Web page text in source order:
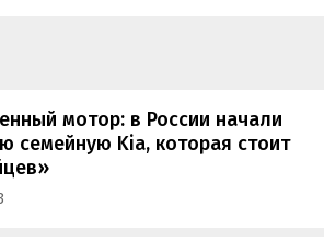
мотор: в России начали
семейную Kia, которая стоит